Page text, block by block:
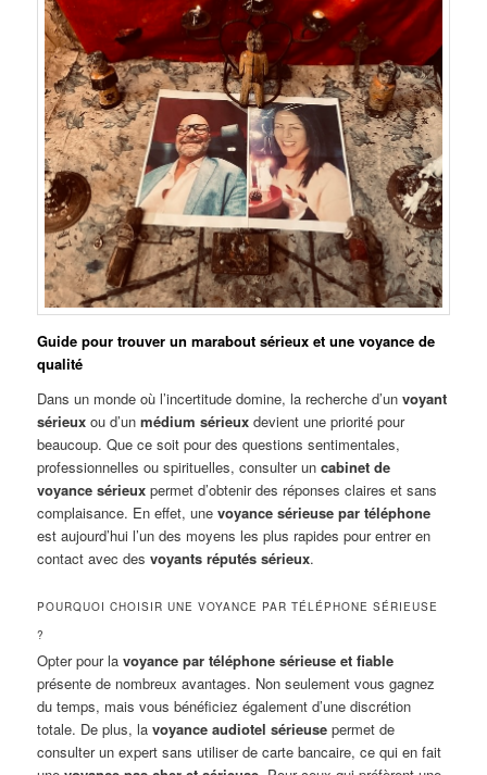
Guide pour trouver un marabout sérieux et une voyance de
qualité
Dans un monde où l’incertitude domine, la recherche d’unvoyant
sérieux ou d’unmédium sérieux devient une priorité pour
beaucoup. Que ce soit pour des questions sentimentales,
professionnelles ou spirituelles, consulter uncabinet de
voyance sérieux permet d’obtenir des réponses claires et sans
complaisance. En effet, unevoyance sérieuse par téléphone
est aujourd’hui l’un des moyens les plus rapides pour entrer en
contact avec desvoyants réputés sérieux.
POURQUOI CHOISIR UNE VOYANCE PAR TÉLÉPHONE SÉRIEUSE
?
Opter pour lavoyance par téléphone sérieuse et fiable
présente de nombreux avantages. Non seulement vous gagnez
du temps, mais vous bénéficiez également d’une discrétion
totale. De plus, lavoyance audiotel sérieuse permet de
consulter un expert sans utiliser de carte bancaire, ce qui en fait